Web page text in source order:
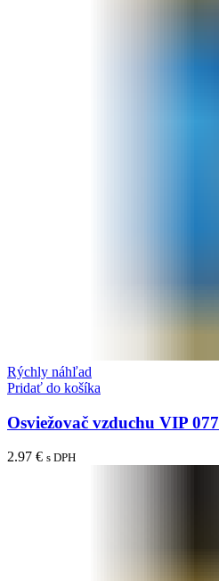
Rýchly náhľad
Pridať do košíka
Osviežovač vzduchu VIP 077
2.97 € s DPH